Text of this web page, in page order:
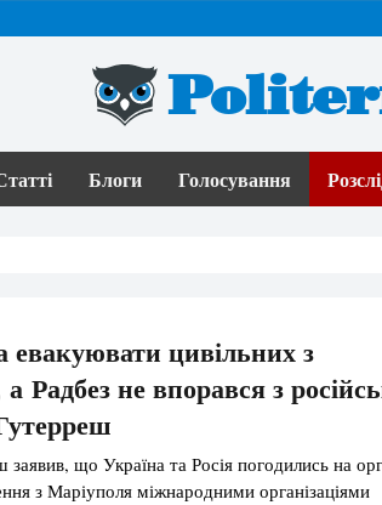
Блоги Голосування
цивільних з
Радбез не впорався з
що Україна та Росія погодились на
з Маріуполя міжнародними організаціями